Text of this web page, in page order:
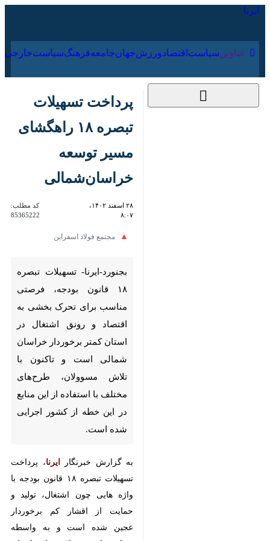
عناوین‌ سیاست اقتصاد ورزش جهان جامعه فرهنگ
پرداخت تسهیلات
تبصره ۱۸ راهگشای
مسیر توسعه
خراسان‌شمالی
کد مطلب:
85365222
مجتمع فولاد اسفراین
قانون بودجه، فرصتی مناسب برای
تحرک بخشی به اقتصاد و رونق
اشتغال در استان کمتر برخوردار
خراسان شمالی است و تاکنون با
تلاش مسوولان، طرح‌های مختلف
با استفاده از این منابع در این
خطه از کشور اجرایی شده است.
به گزارش خبرنگار ایرنا ، پرداخت
واژه هایی چون اشتغال، تولید و
حمایت از اقشار کم برخوردار عجین
شده است و به واسطه پرداخت این
تسهیلات شاهد اجرای طرح های
اشتغالزای زیادی در استان هستیم.